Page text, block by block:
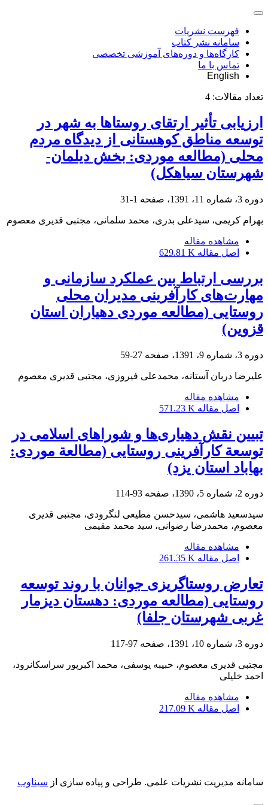
فهرست نشریات
سامانه نشر کتاب
کارگاه‌ها و دوره‌های آموزشی تخصصی
تماس با ما
English
تعداد مقالات: 4
ارزیابی تأثیر ارتقای روستاها به شهر در
توسعه مناطق کوهستانی از دیدگاه مردم
محلی (مطالعه موردی: بخش دیلمان-
شهرستان سیاهکل)
دوره 3، شماره 11، 1391، صفحه 1-31
بهرام کریمی، سیدعلی بدری، محمد سلمانی، مجتبی قدیری معصوم
مشاهده مقاله
اصل مقاله 629.81 K
بررسی ارتباط بین عملکرد سازمانی و
مهارت‌های کارآفرینی مدیران محلی
روستایی (مطالعه موردی دهیاران استان
قزوین)
دوره 3، شماره 9، 1391، صفحه 27-59
علیرضا دربان آستانه، محمدعلی فیروزی، مجتبی قدیری معصوم
مشاهده مقاله
اصل مقاله 571.23 K
تبیین نقش دهیاری‌ها و شوراهای اسلامی در
توسعة کارآفرینی روستایی (مطالعة موردی:
بهاباد استان یزد)
دوره 2، شماره 5، 1390، صفحه 93-114
سیدسعید هاشمی، سیدحسن مطیعی لنگرودی، مجتبی قدیری
معصوم، محمدرضا رضوانی، سید محمد مقیمی
مشاهده مقاله
اصل مقاله 261.35 K
تعارض روستاگریزی جوانان با روند توسعه
روستایی (مطالعه موردی: دهستان دیزمار
غربی شهرستان جلفا)
دوره 3، شماره 10، 1391، صفحه 97-117
مجتبی قدیری معصوم، حبیبه یوسفی، محمد اکبرپور سراسکانرود،
احمد خلیلی
مشاهده مقاله
اصل مقاله 217.09 K
سامانه مدیریت نشریات علمی. طراحی و پیاده سازی از سیناوب